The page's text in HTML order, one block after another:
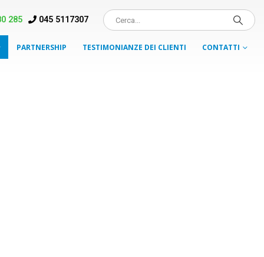
285 045 5117307
PARTNERSHIP TESTIMONIANZE DEI CLIENTI CONTATTI